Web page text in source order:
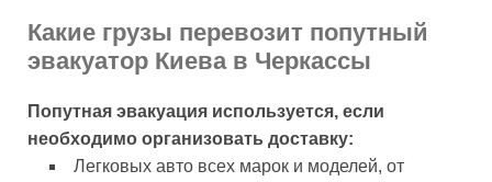
Какие грузы перевозит попутный
эвакуатор Киева в Черкассы
Попутная эвакуация используется, если
необходимо организовать доставку:
Легковых авто всех марок и моделей, от